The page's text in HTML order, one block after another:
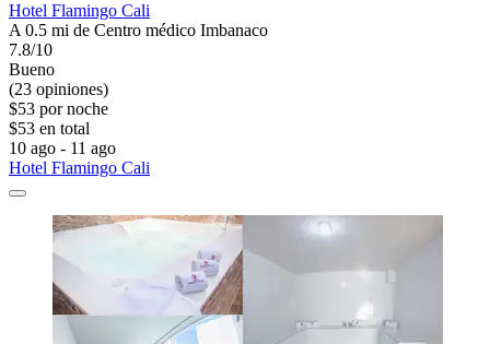
Hotel Flamingo Cali
A 0.5 mi de Centro médico Imbanaco
7.8/10
Bueno
(23 opiniones)
$53 por noche
$53 en total
10 ago - 11 ago
Hotel Flamingo Cali